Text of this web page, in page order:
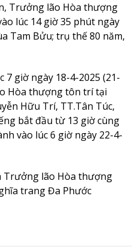
Trưởng lão Hòa thượng
lúc 14 giờ 35 phút ngày
Tam Bửu; trụ thế 80 năm,
7 giờ ngày 18-4-2025 (21-
Hòa thượng tôn trí tại
Hữu Trí, TT.Tân Túc,
bắt đầu từ 13 giờ cùng
vào lúc 6 giờ ngày 22-4-
Trưởng lão Hòa thượng
trang Đa Phước